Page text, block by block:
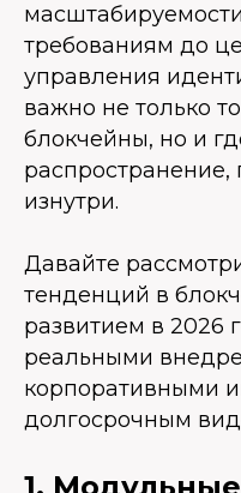
требованиям до
управления
важно не только
блокчейны, но и
распространение,
изнутри.
Давайте
тенденций в
развитием в 2026
реальными
корпоративными
долгосрочным